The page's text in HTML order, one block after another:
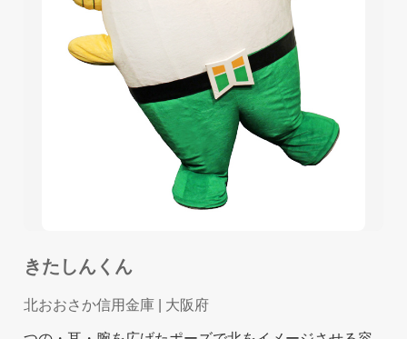
きたしんくん
北おおさか信用金庫 | 大阪府